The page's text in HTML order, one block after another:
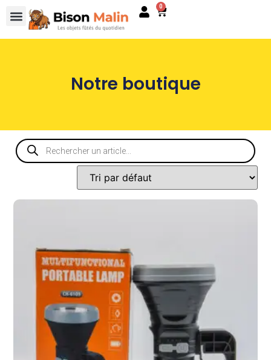
0
Notre boutique